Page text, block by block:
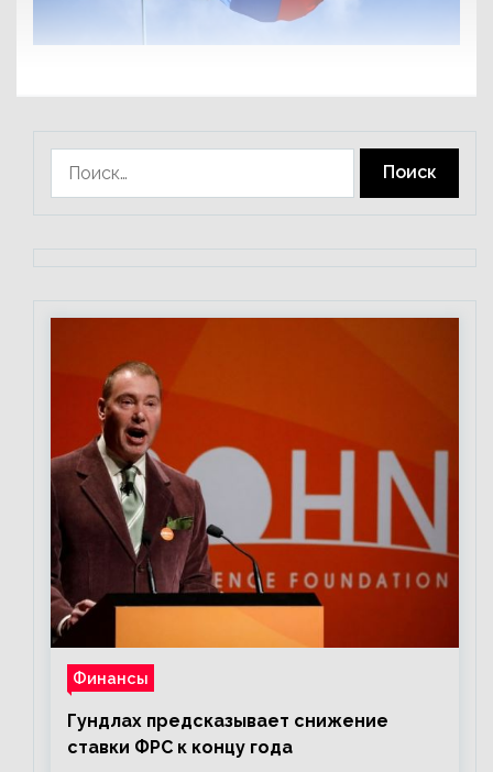
Финансы
Гундлах предсказывает снижение
ставки ФРС к концу года